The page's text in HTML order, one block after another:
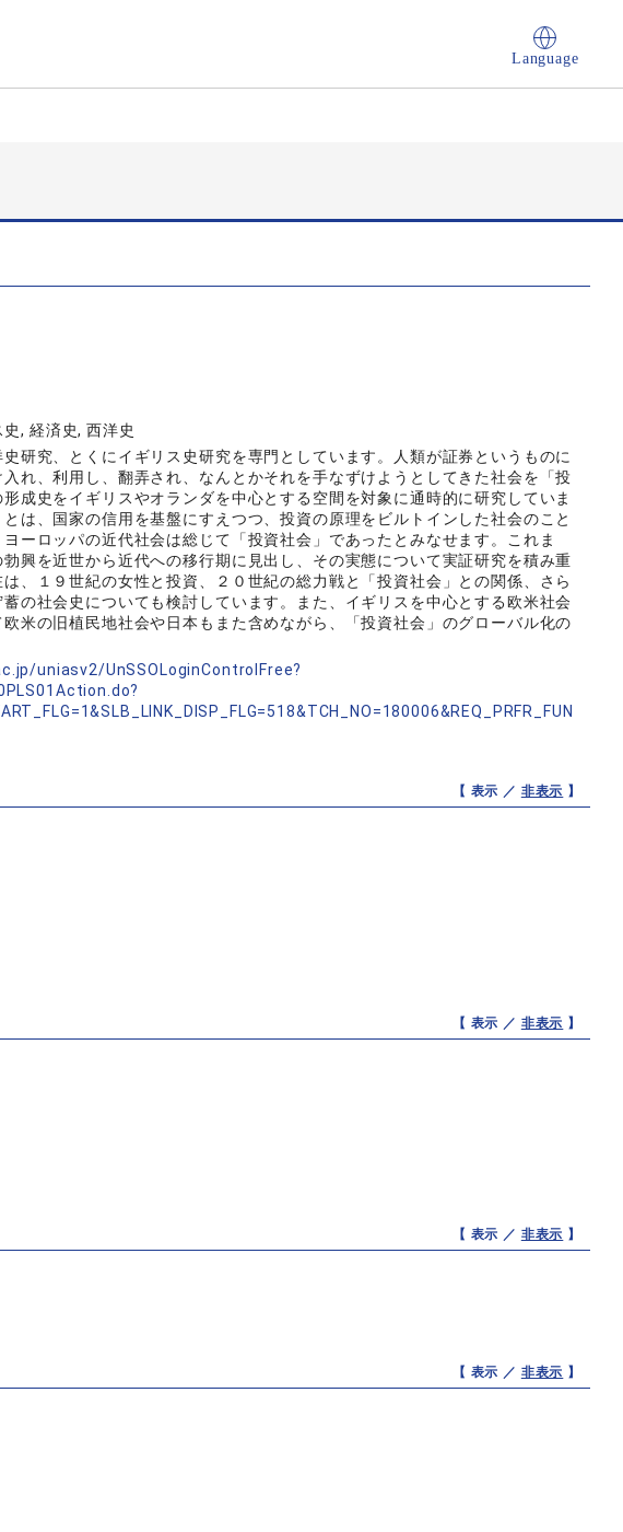
Language
, 経済史, 西洋史
研究、とくにイギリス史研究を専門としています。人類が証券というものに
れ、利用し、翻弄され、なんとかそれを手なずけようとしてきた社会を「投
成史をイギリスやオランダを中心とする空間を対象に通時的に研究していま
は、国家の信用を基盤にすえつつ、投資の原理をビルトインした社会のこと
ーロッパの近代社会は総じて「投資社会」であったとみなせます。これま
興を近世から近代への移行期に見出し、その実態について実証研究を積み重
、１９世紀の女性と投資、２０世紀の総力戦と「投資社会」との関係、さら
の社会史についても検討しています。また、イギリスを中心とする欧米社会
米の旧植民地社会や日本もまた含めながら、「投資社会」のグローバル化の
uniasv2/UnSSOLoginControlFree?
【 表示 ／ 非表示 】
【 表示 ／ 非表示 】
【 表示 ／ 非表示 】
【 表示 ／ 非表示 】